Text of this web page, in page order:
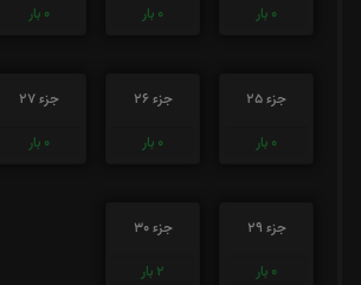
0 بار
0 بار
0 بار
جزء 25
0 بار
جزء 26
0 بار
جزء 27
0 بار
جزء 29
0 بار
جزء 30
2 بار